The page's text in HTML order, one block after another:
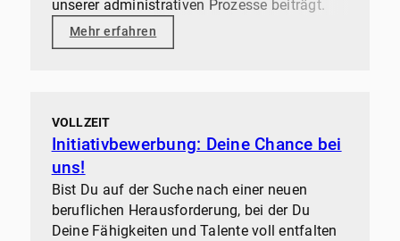
unserer administrativen Prozesse beiträgt.
Mehr erfahren
VOLLZEIT
Initiativbewerbung: Deine Chance bei
uns!
Bist Du auf der Suche nach einer neuen
beruflichen Herausforderung, bei der Du
Deine Fähigkeiten und Talente voll entfalten